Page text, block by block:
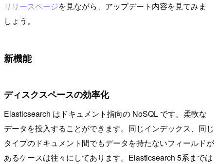
リリースページを見ながら、アップデート内容を見てみま
しょう。
新機能
ディスクスペースの効率化
Elasticsearch はドキュメント指向の NoSQL です。柔軟な
データを投入することができます。同じインデックス、同じ
タイプのドキュメント間でもデータを持たないフィールドが
あるケースは往々にしてあります。Elasticsearch 5系までは